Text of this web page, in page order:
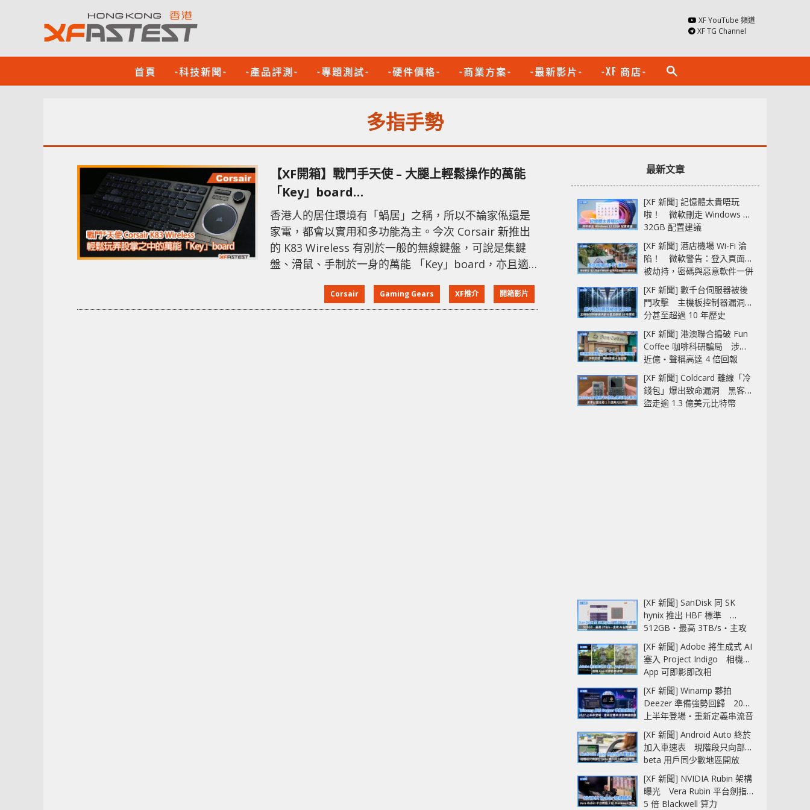
XF YouTube 頻道
XF TG Channel
首頁 -科技新聞- -產品評測- -專題測試- -硬件價格- -商業方案- -最新影片- -XF 商店- search
多指手勢
【XF開箱】戰鬥手天使 – 大腿上輕鬆操作的萬能
「Key」board
Corsair K83 Wireless 無線多功能娛樂鍵盤
香港人的居住環境有「蝸居」之稱，所以不論家俬還是
家電，都會以實用和多功能為主。今次 Corsair 新推出
的 K83 Wireless 有別於一般的無線鍵盤，可說是集鍵
盤、滑鼠、手制於一身的萬能 「Key」board，亦且適
法 ? 外觀 Corsair K83 Wireless 採用 77 Keys 設計的鍵
盤，鍵區搭載全背光照明、經陽極及髮絲處理的鋁金屬
Corsair Gaming Gears XF推介 開箱影片
最新文章
[XF 新聞] 記憶體太貴唔玩
啦！ 微軟刪走 Windows 11
32GB 配置建議
[XF 新聞] 酒店機場 Wi-Fi 淪
陷！ 微軟警告：登入頁面可
被劫持，密碼與惡意軟件一併
中招
[XF 新聞] 數千台伺服器被後
門攻擊 主機板控制器漏洞部
分甚至超過 10 年歷史
[XF 新聞] 港澳聯合搗破 Fun
Coffee 咖啡科研騙局 涉款
近億‧聲稱高達 4 倍回報
[XF 新聞] Coldcard 離線「冷
錢包」爆出致命漏洞 黑客已
盜走逾 1.3 億美元比特幣
[XF 新聞] SanDisk 同 SK
hynix 推出 HBF 標準
512GB‧最高 3TB/s‧主攻
AI 記憶體
[XF 新聞] Adobe 將生成式 AI
塞入 Project Indigo 相機
App 可即影即改相
[XF 新聞] Winamp 夥拍
Deezer 準備強勢回歸 2027
上半年登場‧重新定義串流音
樂播放器
[XF 新聞] Android Auto 終於
加入車速表 現階段只向部分
beta 用戶同少數地區開放
[XF 新聞] NVIDIA Rubin 架構
曝光 Vera Rubin 平台劍指
5 倍 Blackwell 算力